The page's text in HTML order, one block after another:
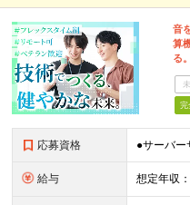
音
算
る。
完
応募資格
給与